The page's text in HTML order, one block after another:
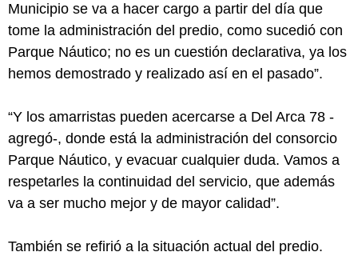
Municipio se va a hacer cargo a partir del día que
tome la administración del predio, como sucedió con
Parque Náutico; no es un cuestión declarativa, ya los
hemos demostrado y realizado así en el pasado”.
“Y los amarristas pueden acercarse a Del Arca 78 -
agregó-, donde está la administración del consorcio
Parque Náutico, y evacuar cualquier duda. Vamos a
respetarles la continuidad del servicio, que además
va a ser mucho mejor y de mayor calidad”.
También se refirió a la situación actual del predio.